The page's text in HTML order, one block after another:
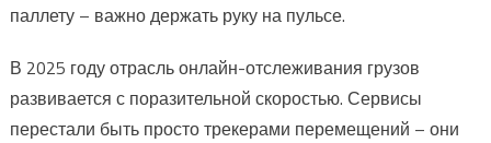
паллету – важно держать руку на пульсе.
В 2025 году отрасль онлайн-отслеживания грузов
развивается с поразительной скоростью. Сервисы
перестали быть просто трекерами перемещений – они